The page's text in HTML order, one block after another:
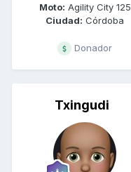
Moto: Agility City 125
Ciudad: Córdoba
Donador
Txingudi